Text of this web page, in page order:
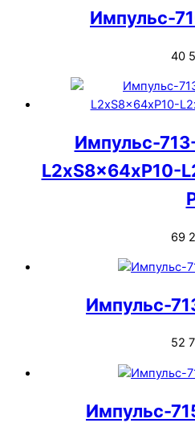
Импульс-
40
Импульс-
L2xS8x64xP10-
69
Импульс-
52
Импульс-